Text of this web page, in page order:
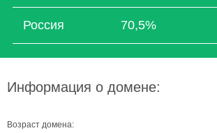
Россия 70,5%
Информация о домене:
Возраст домена: